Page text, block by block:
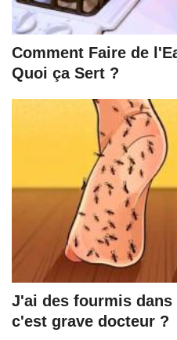
Comment Faire de
Quoi ça Sert ?
J'ai des fourmis
c'est grave docteur ?